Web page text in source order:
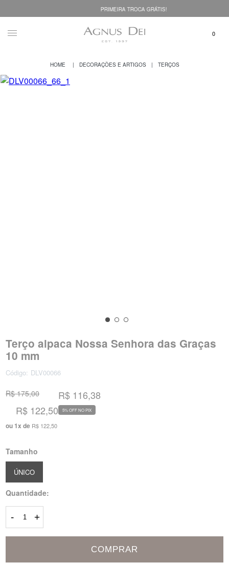
PRIMEIRA TROCA GRÁTIS!
DECORAÇÕES E ARTIGOS TERÇOS
Terço alpaca Nossa Senhora das Graças
10 mm
Código: DLV00066
R$ 175,00
R$ 122,50
ou 1x de R$ 122,50
R$ 116,38
5% OFF NO PIX
Tamanho
ÚNICO
Quantidade:
- +
COMPRAR